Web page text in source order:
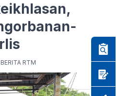
BERITA RTM